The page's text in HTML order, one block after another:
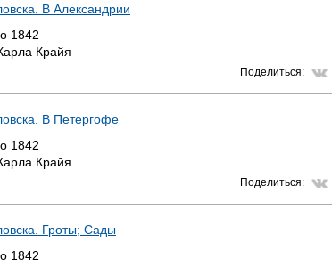
В Александрии
1842
Крайя
Поделиться:
В Петергофе
1842
Крайя
Поделиться:
Гроты; Сады
1842